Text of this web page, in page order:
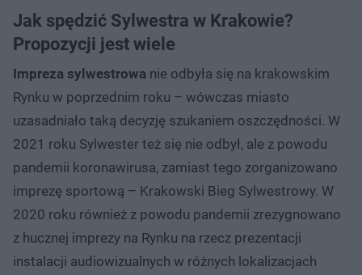
Jak spędzić Sylwestra w Krakowie?
Propozycji jest wiele
Impreza sylwestrowa nie odbyła się na krakowskim
Rynku w poprzednim roku – wówczas miasto
uzasadniało taką decyzję szukaniem oszczędności. W
2021 roku Sylwester też się nie odbył, ale z powodu
pandemii koronawirusa, zamiast tego zorganizowano
imprezę sportową – Krakowski Bieg Sylwestrowy. W
2020 roku również z powodu pandemii zrezygnowano
z hucznej imprezy na Rynku na rzecz prezentacji
instalacji audiowizualnych w różnych lokalizacjach